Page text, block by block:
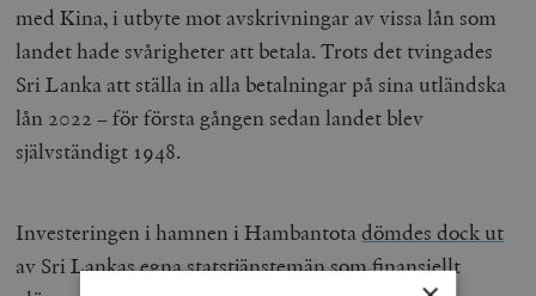
med Kina, i utbyte mot avskrivningar av vissa lån som
landet hade svårigheter att betala. Trots det tvingades
Sri Lanka att ställa in alla betalningar på sina utländska
lån 2022 – för första gången sedan landet blev
självständigt 1948.
Investeringen i hamnen i Hambantotadömdes dock ut
av Sri Lankas egna statstjänstemän som finansiellt